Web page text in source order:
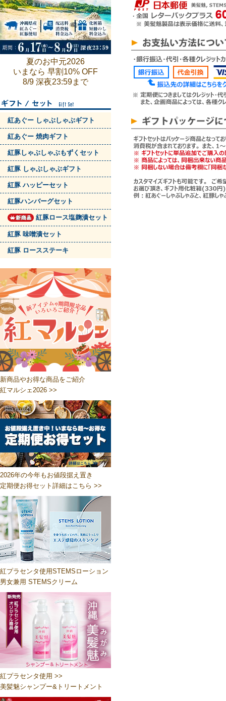
夏のお中元2026
いまなら 早割10% OFF
8/9 深夜23:59まで
紅あぐー しゃぶしゃぶギフト
紅あぐー 焼肉ギフト
紅豚しゃぶしゃぶもずくセット
紅豚 しゃぶしゃぶギフト
紅豚 ハッピーセット
紅豚ハンバーグセット
紅豚ロース塩麹漬セット
紅豚 味噌漬セット
紅豚 ロースステーキ
新商品やお得な商品をご紹介
紅マルシェ2026 >>
2026年の今年もお値段据え置き
定期便お得セット詳細はこちら >>
紅プラセンタ使用STEMSローション
男女兼用 STEMSクリーム
紅プラセンタ使用 >>
美髪魅シャンプー&トリートメント